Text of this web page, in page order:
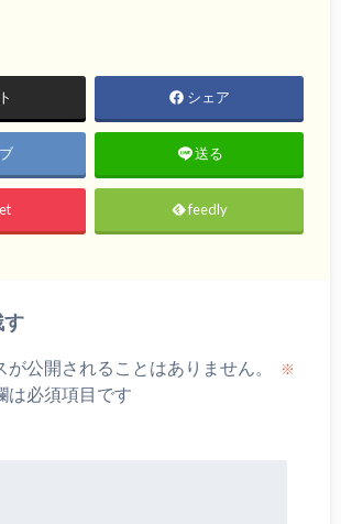
シェア
送る
feedly
す
が公開されることはありません。 ※
は必須項目です